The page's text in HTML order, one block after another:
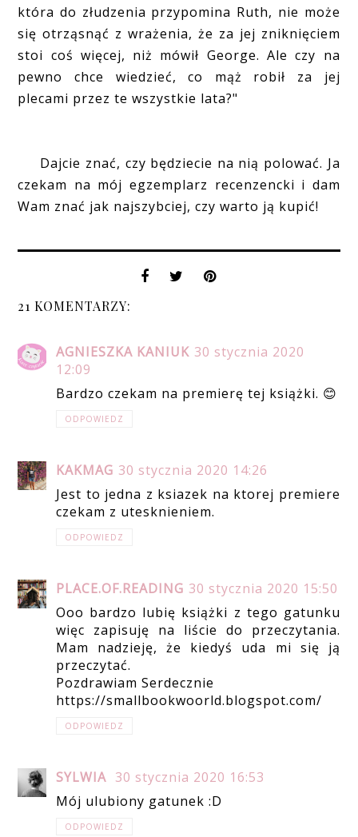
która do złudzenia przypomina Ruth, nie może
się otrząsnąć z wrażenia, że za jej zniknięciem
stoi coś więcej, niż mówił George. Ale czy na
pewno chce wiedzieć, co mąż robił za jej
plecami przez te wszystkie lata?"
Dajcie znać, czy będziecie na nią polować. Ja
czekam na mój egzemplarz recenzencki i dam
Wam znać jak najszybciej, czy warto ją kupić!
21 KOMENTARZY:
AGNIESZKA KANIUK 30 stycznia 2020
12:09
Bardzo czekam na premierę tej książki. 😊
ODPOWIEDZ
KAKMAG 30 stycznia 2020 14:26
Jest to jedna z ksiazek na ktorej premiere
czekam z utesknieniem.
ODPOWIEDZ
PLACE.OF.READING 30 stycznia 2020 15:50
Ooo bardzo lubię książki z tego gatunku
więc zapisuję na liście do przeczytania.
Mam nadzieję, że kiedyś uda mi się ją
przeczytać.
Pozdrawiam Serdecznie
https://smallbookwoorld.blogspot.com/
ODPOWIEDZ
SYLWIA 30 stycznia 2020 16:53
Mój ulubiony gatunek :D
ODPOWIEDZ